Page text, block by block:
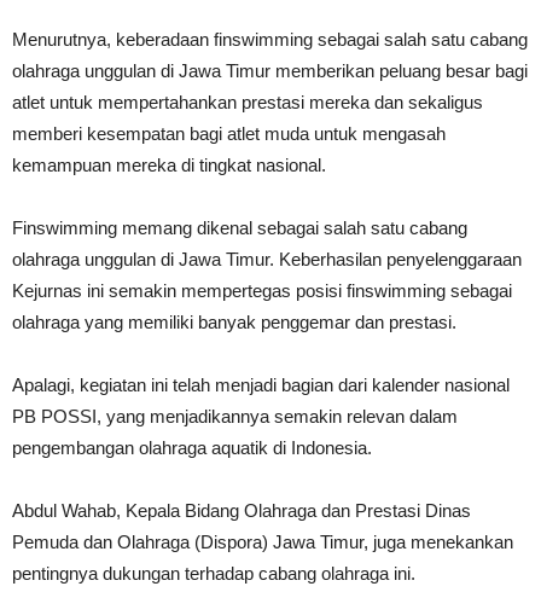
Menurutnya, keberadaan finswimming sebagai salah satu cabang
olahraga unggulan di Jawa Timur memberikan peluang besar bagi
atlet untuk mempertahankan prestasi mereka dan sekaligus
memberi kesempatan bagi atlet muda untuk mengasah
kemampuan mereka di tingkat nasional.
Finswimming memang dikenal sebagai salah satu cabang
olahraga unggulan di Jawa Timur. Keberhasilan penyelenggaraan
Kejurnas ini semakin mempertegas posisi finswimming sebagai
olahraga yang memiliki banyak penggemar dan prestasi.
Apalagi, kegiatan ini telah menjadi bagian dari kalender nasional
PB POSSI, yang menjadikannya semakin relevan dalam
pengembangan olahraga aquatik di Indonesia.
Abdul Wahab, Kepala Bidang Olahraga dan Prestasi Dinas
Pemuda dan Olahraga (Dispora) Jawa Timur, juga menekankan
pentingnya dukungan terhadap cabang olahraga ini.